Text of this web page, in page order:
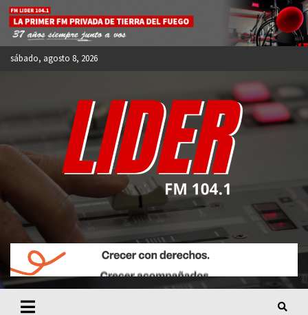
Skip
content
sábado, agosto 8, 2026
FM LIDER 104.1